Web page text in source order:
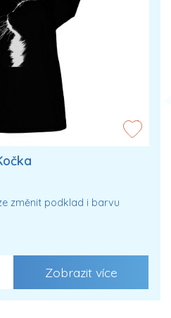
změnit podklad i barvu
Zobrazit více